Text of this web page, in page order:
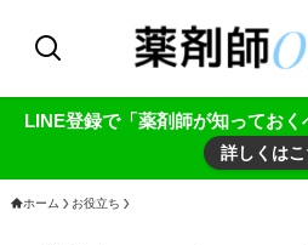
LINE登録で「薬剤師が知ってお
詳しくは
ホーム お役立ち